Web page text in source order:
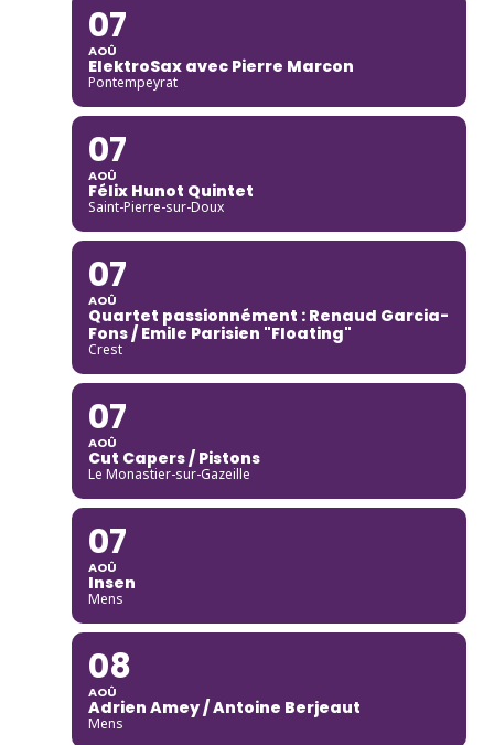
07
AOÛ
ElektroSax avec Pierre Marcon
Pontempeyrat
07
AOÛ
Félix Hunot Quintet
Saint-Pierre-sur-Doux
07
AOÛ
Quartet passionnément : Renaud Garcia-
Fons / Emile Parisien "Floating"
Crest
07
AOÛ
Cut Capers / Pistons
Le Monastier-sur-Gazeille
07
AOÛ
Insen
Mens
08
AOÛ
Adrien Amey / Antoine Berjeaut
Mens